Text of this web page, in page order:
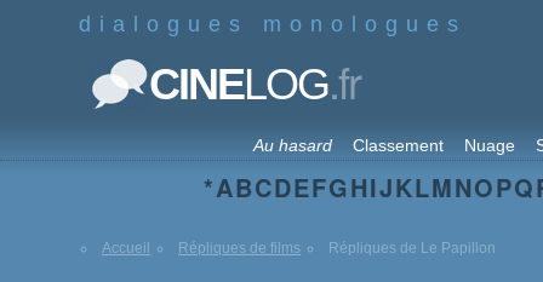
dialogues monologues
CINELOG.fr
Au hasard Classement Nuage
*ABCDEFGHIJKLMNOPQ
Accueil Répliques de films Répliques de Le Papillon